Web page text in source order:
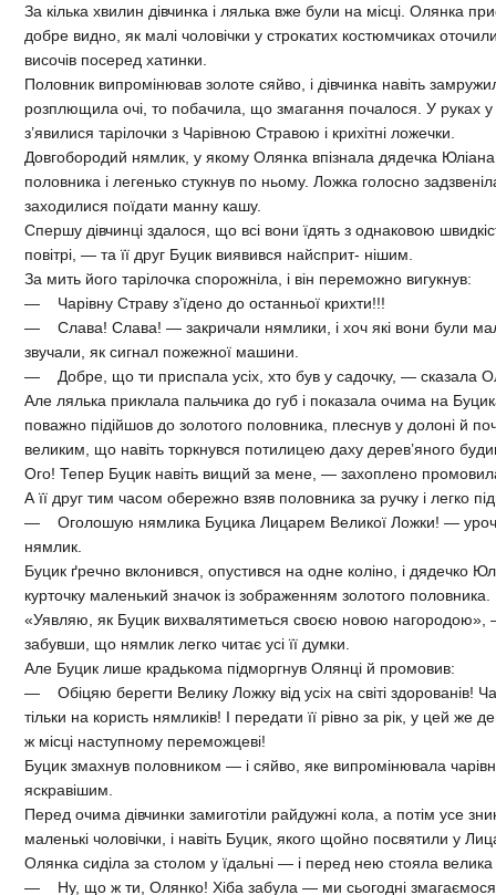
За кілька хвилин дівчинка і лялька вже були на місці. Олянка
добре видно, як малі чоловічки у строкатих костюмчиках
височів посеред хатинки.
Половник випромінював золоте сяйво, і дівчинка навіть
розплющила очі, то побачила, що змагання почалося. У руках у
з’явилися тарілочки з Чарівною Стравою і крихітні ложечки.
Довгобородий нямлик, у якому Олянка впізнала дядечка
половника і легенько стукнув по ньому. Ложка голосно
заходилися поїдати манну кашу.
Спершу дівчинці здалося, що всі вони їдять з однаковою
повітрі, — та її друг Буцик виявився найсприт- нішим.
За мить його тарілочка спорожніла, і він переможно вигукнув:
— Чарівну Страву з’їдено до останньої крихти!!!
— Слава! Слава! — закричали нямлики, і хоч які вони були
звучали, як сигнал пожежної машини.
— Добре, що ти приспала усіх, хто був у садочку, — сказала
Але лялька приклала пальчика до губ і показала очима на
поважно підійшов до золотого половника, плеснув у долоні й
великим, що навіть торкнувся потилицею даху дерев’яного
Ого! Тепер Буцик навіть вищий за мене, — захоплено
А її друг тим часом обережно взяв половника за ручку і легко
— Оголошую нямлика Буцика Лицарем Великої Ложки! —
нямлик.
Буцик ґречно вклонився, опустився на одне коліно, і дядечко
курточку маленький значок із зображенням золотого половника.
«Уявляю, як Буцик вихвалятиметься своєю новою нагородою»,
забувши, що нямлик легко читає усі її думки.
Але Буцик лише крадькома підморгнув Олянці й промовив:
— Обіцяю берегти Велику Ложку від усіх на світі здорованів!
тільки на користь нямликів! І передати її рівно за рік, у цей же
ж місці наступному переможцеві!
Буцик змахнув половником — і сяйво, яке випромінювала
яскравішим.
Перед очима дівчинки замиготіли райдужні кола, а потім усе
маленькі чоловічки, і навіть Буцик, якого щойно посвятили у
Олянка сиділа за столом у їдальні — і перед нею стояла велика
— Ну, що ж ти, Олянко! Хіба забула — ми сьогодні